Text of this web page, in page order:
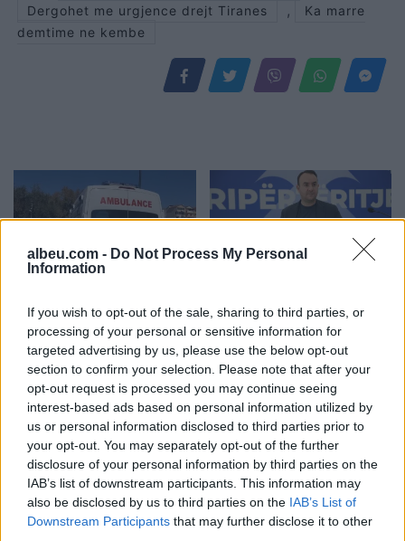
albeu.com - Do Not Process My Personal
Information
If you wish to opt-out of the sale, sharing to third parties, or
processing of your personal or sensitive information for
targeted advertising by us, please use the below opt-out
section to confirm your selection. Please note that after your
opt-out request is processed you may continue seeing
interest-based ads based on personal information utilized by
us or personal information disclosed to third parties prior to
your opt-out. You may separately opt-out of the further
disclosure of your personal information by third parties on the
IAB’s list of downstream participants. This information may
also be disclosed by us to third parties on the IAB’s List of
Downstream Participants that may further disclose it to other
Dergohet me urgjence drejt Tiranes ,
Ka marre
demtime ne kembe
Babai godet
aksidentalisht vajzën 4-
vjeçare me makinë, fëmija
humb jetën
Korçë/ Balliu: Edi Rama ka
dështuar, siguria publike
është kthyer në pasiguri
kronike dhe thirrja “Jepe
dorëheqjen” merr tjetër
peshë
Shqipëria i përgjigjet
Zelenskyt për Kosovën:
VIDEO/ Publikohet
momenti i arrestimit të